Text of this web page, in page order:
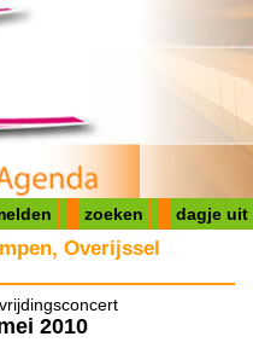
zoeken dagje uit
Overijssel
2010